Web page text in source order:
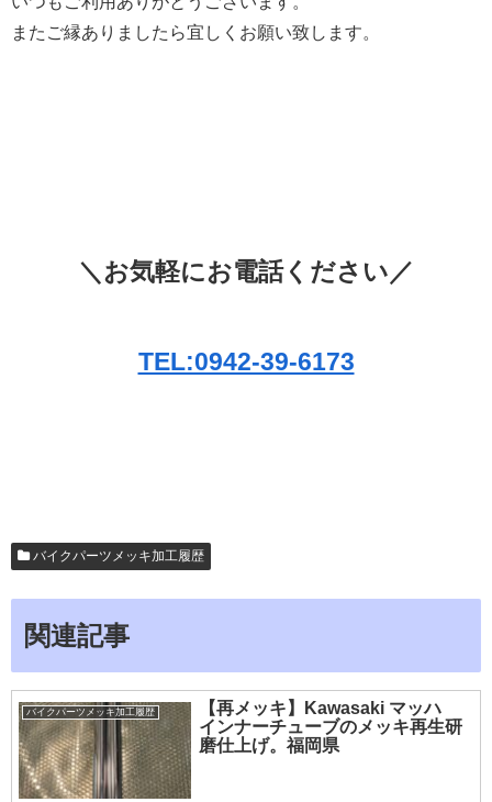
またご縁ありましたら宜しくお願い致します。
＼お気軽にお電話ください／
TEL:0942-39-6173
バイクパーツメッキ加工履歴
関連記事
バイクパーツメッキ加工履歴
【再メッキ】Kawasaki マッハ
インナーチューブのメッキ再生研
磨仕上げ。福岡県